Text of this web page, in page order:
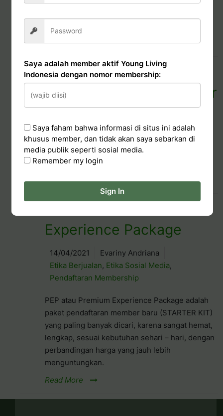
07/10/2020
Evariny Andriana
Read More
FREE Chala Terracotta
Diffuser (Khusus member
05/03/2021
Evariny Andriana
Basic Business,Pendaftaran Membership
Read More
Tips Promosi Premium
Experience Package
14/04/2021
Evariny Andriana
Etika Berjualan, Etika Sosial Media,
Pendaftaran Membership
PEP atau Premium Experience Package adalah
paket pendaftaran member baru (STARTER KIT)
yang paling banyak dicari, karena sangat hemat,
lengkap, sesuai kebutuhan sehari – hari, dengan
perbandingan harga yang jauh lebih
menguntungkan.
Read More
Saya adalah member aktif Young Living
Indonesia dengan nomor membership:
Saya faham bahwa informasi di situs ini adalah
khusus member, dan tidak akan saya sebarkan di
media publik seperti sosial media.
Remember my login
Sign In